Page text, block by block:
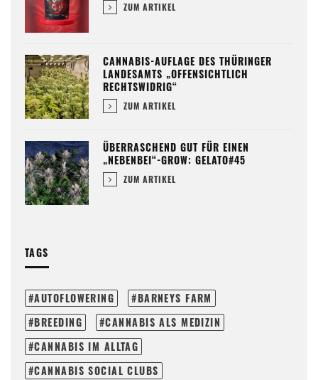
ZUM ARTIKEL
CANNABIS-AUFLAGE DES THÜRINGER
LANDESAMTS „OFFENSICHTLICH
RECHTSWIDRIG“
ZUM ARTIKEL
ÜBERRASCHEND GUT FÜR EINEN
„NEBENBEI“-GROW: GELATO#45
ZUM ARTIKEL
TAGS
AUTOFLOWERING
BARNEYS FARM
BREEDING
CANNABIS ALS MEDIZIN
CANNABIS IM ALLTAG
CANNABIS SOCIAL CLUBS